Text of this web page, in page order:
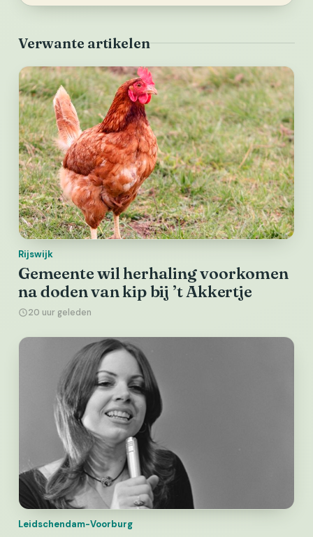
Verwante artikelen
Rijswijk
Gemeente wil herhaling voorkomen
na doden van kip bij ’t Akkertje
20 uur geleden
Leidschendam-Voorburg